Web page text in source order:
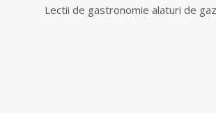
Lectii de gastronomie alaturi de